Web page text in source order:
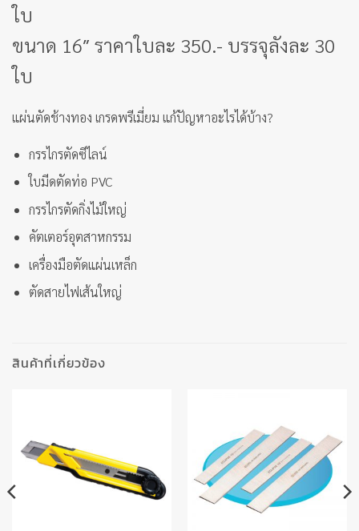
ใบ
ขนาด 16″ ราคาใบละ 350.- บรรจุลังละ 30
ใบ
แผ่นตัดช้างทอง เกรดพรีเมี่ยม แก้ปัญหาอะไรได้บ้าง?
กรรไกรตัดซีไลน์
ใบมีดตัดท่อ PVC
กรรไกรตัดกิ่งไม้ใหญ่
คัตเตอร์อุตสาหกรรม
เครื่องมือตัดแผ่นเหล็ก
ตัดสายไฟเส้นใหญ่
สินค้าที่เกี่ยวข้อง